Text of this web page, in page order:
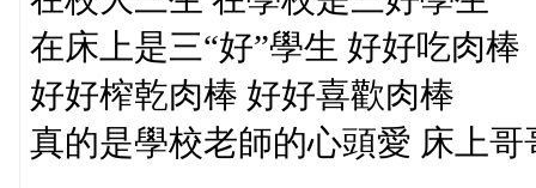
在床上是三“好”學生 好好吃肉棒
好好榨乾肉棒 好好喜歡肉棒
真的是學校老師的心頭愛 床上哥